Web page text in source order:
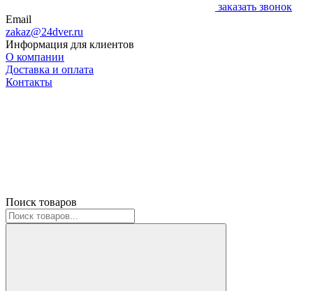
заказать звонок
Email
zakaz@24dver.ru
Информация для клиентов
О компании
Доставка и оплата
Контакты
Поиск товаров